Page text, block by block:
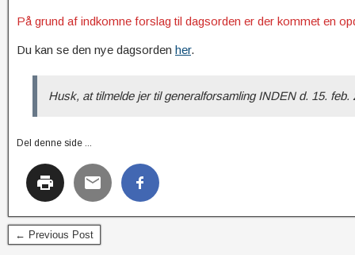
På grund af indkomne forslag til dagsorden er der kommet en
Du kan se den nye dagsorden her.
Husk, at tilmelde jer til generalforsamling INDEN d. 15. feb.
Del denne side ...
← Previous Post